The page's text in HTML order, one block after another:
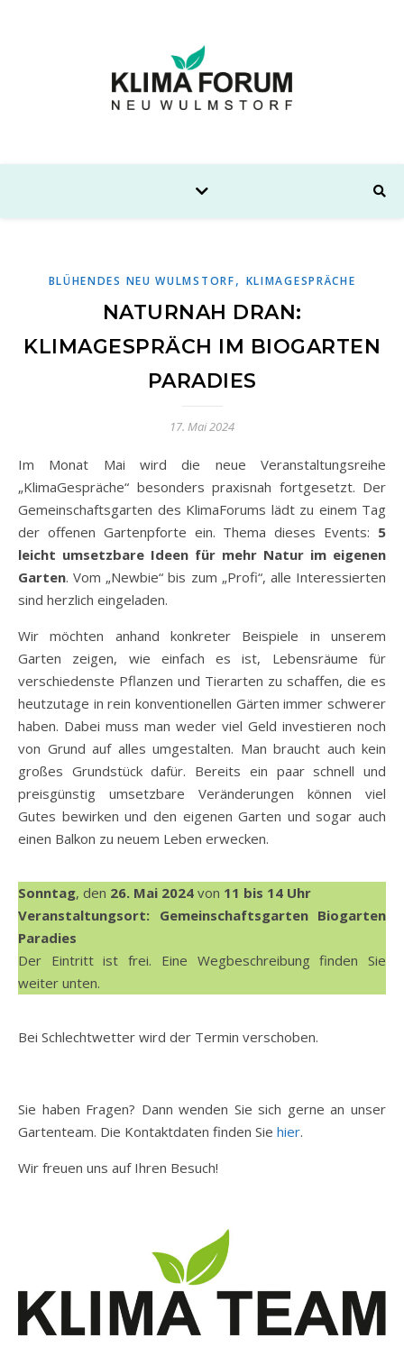
BLÜHENDES NEU WULMSTORF, KLIMAGESPRÄCHE
NATURNAH DRAN:
KLIMAGESPRÄCH IM BIOGARTEN
PARADIES
17. Mai 2024
Im Monat Mai wird die neue Veranstaltungsreihe
„KlimaGespräche“ besonders praxisnah fortgesetzt. Der
Gemeinschaftsgarten des KlimaForums lädt zu einem Tag
der offenen Gartenpforte ein. Thema dieses Events: 5
leicht umsetzbare Ideen für mehr Natur im eigenen
Garten. Vom „Newbie“ bis zum „Profi“, alle Interessierten
sind herzlich eingeladen.
Wir möchten anhand konkreter Beispiele in unserem
Garten zeigen, wie einfach es ist, Lebensräume für
verschiedenste Pflanzen und Tierarten zu schaffen, die es
heutzutage in rein konventionellen Gärten immer schwerer
haben. Dabei muss man weder viel Geld investieren noch
von Grund auf alles umgestalten. Man braucht auch kein
großes Grundstück dafür. Bereits ein paar schnell und
preisgünstig umsetzbare Veränderungen können viel
Gutes bewirken und den eigenen Garten und sogar auch
einen Balkon zu neuem Leben erwecken.
Sonntag, den 26. Mai 2024 von 11 bis 14 Uhr
Veranstaltungsort: Gemeinschaftsgarten Biogarten
Paradies
Der Eintritt ist frei. Eine Wegbeschreibung finden Sie
weiter unten.
Bei Schlechtwetter wird der Termin verschoben.
Sie haben Fragen? Dann wenden Sie sich gerne an unser
Gartenteam. Die Kontaktdaten finden Sie hier.
Wir freuen uns auf Ihren Besuch!